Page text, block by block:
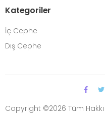
Kategoriler
İç Cephe
Dış Cephe
Copyright ©2026 Tüm